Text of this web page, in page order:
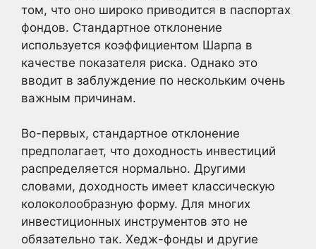
том, что оно широко приводится в паспортах
фондов. Стандартное отклонение
используется коэффициентом Шарпа в
качестве показателя риска. Однако это
вводит в заблуждение по нескольким очень
важным причинам.
Во-первых, стандартное отклонение
предполагает, что доходность инвестиций
распределяется нормально. Другими
словами, доходность имеет классическую
колоколообразную форму. Для многих
инвестиционных инструментов это не
обязательно так. Хедж-фонды и другие